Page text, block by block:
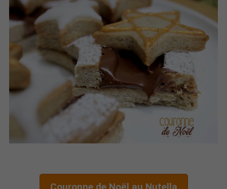
Couronne de Noël au Nutella